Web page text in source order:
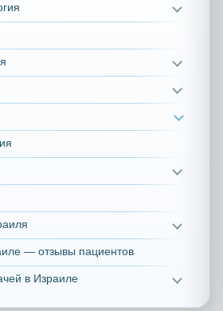
— отзывы пациентов
в Израиле